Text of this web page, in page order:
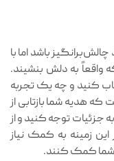
باشد اما با
واقعاً به دلش بنشیند.
کنید و چه یک تجربه
که هدیه شما بازتابی از
جزئیات توجه کنید و از
زمینه به کمک نیاز
شما کمک کنند.